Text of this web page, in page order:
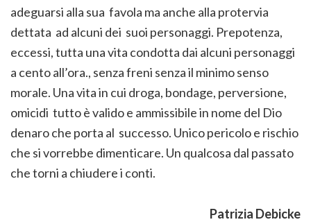
adeguarsi alla sua favola ma anche alla protervia
dettata ad alcuni dei suoi personaggi. Prepotenza,
eccessi, tutta una vita condotta dai alcuni personaggi
a cento all’ora., senza freni senza il minimo senso
morale. Una vita in cui droga, bondage, perversione,
omicidi tutto è valido e ammissibile in nome del Dio
denaro che porta al successo. Unico pericolo e rischio
che si vorrebbe dimenticare. Un qualcosa dal passato
che torni a chiudere i conti.
Patrizia Debicke